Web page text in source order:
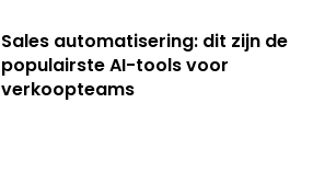
Sales automatisering: dit zijn de
populairste AI-tools voor
verkoopteams